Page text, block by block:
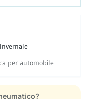
Invernale
per automobile